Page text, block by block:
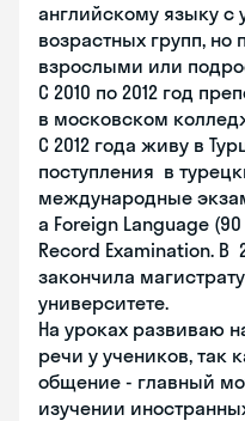
английскому языку с
возрастных групп,
взрослыми или
С 2010 по 2012 год
в московском
С 2012 года живу в
поступления в
международные
a Foreign Language
Record Examination. В
закончила
университете.
На уроках развиваю
речи у учеников, так
общение - главный
изучении